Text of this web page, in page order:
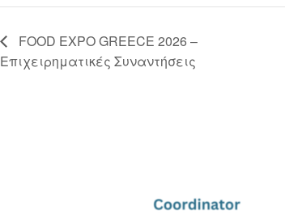
FOOD EXPO GREECE 2026 –
Επιχειρηματικές Συναντήσεις